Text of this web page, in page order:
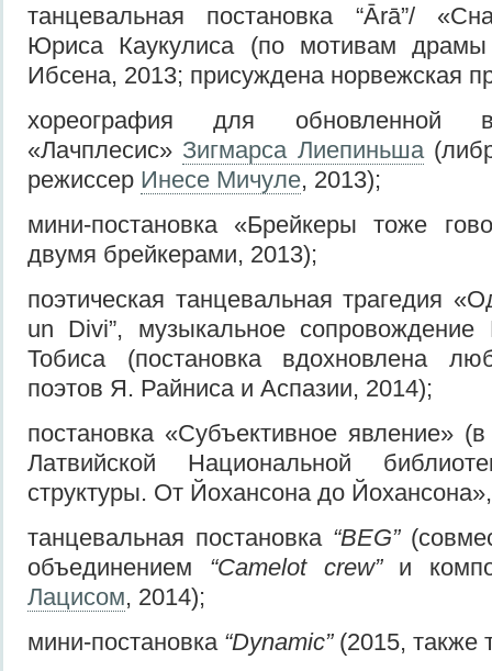
танцевальная постановка “Ārā”/
Юриса Каукулиса (по мотивам драмы
Ибсена, 2013; присуждена норвежская
хореография для обновленной
«Лачплесис» Зигмарса Лиепиньша
режиссер Инесе Мичуле, 2013);
мини-постановка «Брейкеры тоже
двумя брейкерами, 2013);
поэтическая танцевальная трагедия
un Divi”, музыкальное
Тобиса (постановка вдохновлена
поэтов Я. Райниса и Аспазии, 2014);
постановка «Субъективное явление»
Латвийской Национальной
структуры. От Йохансона до
танцевальная постановка “BEG”
объединением “Camelot crew”и
Лацисом, 2014);
мини-постановка “Dynamic” (2015,